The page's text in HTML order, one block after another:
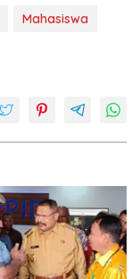
Mahasiswa